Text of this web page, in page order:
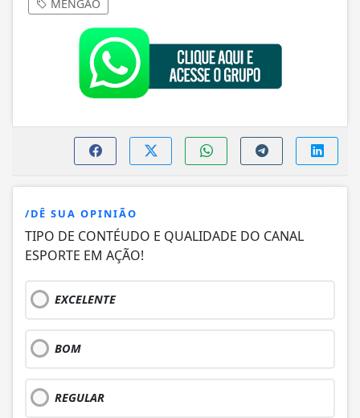
MENGÃO
/DÊ SUA OPINIÃO
TIPO DE CONTÉUDO E QUALIDADE DO CANAL
ESPORTE EM AÇÃO!
EXCELENTE
BOM
REGULAR